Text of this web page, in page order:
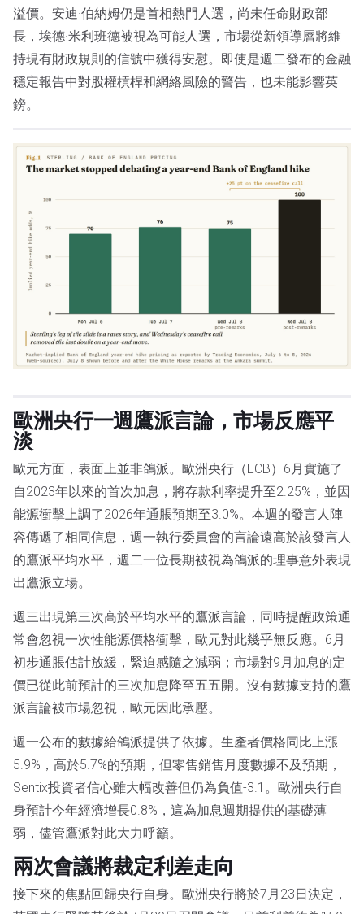
溢價。安迪·伯納姆仍是首相熱門人選，尚未任命財政部
長，埃德·米利班德被視為可能人選，市場從新領導層將維
持現有財政規則的信號中獲得安慰。即使是週二發布的金融
穩定報告中對股權槓桿和網絡風險的警告，也未能影響英
鎊。
歐洲央行一週鷹派言論，市場反應平
淡
歐元方面，表面上並非鴿派。歐洲央行（ECB）6月實施了
自2023年以來的首次加息，將存款利率提升至2.25%，並因
能源衝擊上調了2026年通脹預期至3.0%。本週的發言人陣
容傳遞了相同信息，週一執行委員會的言論遠高於該發言人
的鷹派平均水平，週二一位長期被視為鴿派的理事意外表現
出鷹派立場。
週三出現第三次高於平均水平的鷹派言論，同時提醒政策通
常會忽視一次性能源價格衝擊，歐元對此幾乎無反應。6月
初步通脹估計放緩，緊迫感隨之減弱；市場對9月加息的定
價已從此前預計的三次加息降至五五開。沒有數據支持的鷹
派言論被市場忽視，歐元因此承壓。
週一公布的數據給鴿派提供了依據。生產者價格同比上漲
5.9%，高於5.7%的預期，但零售銷售月度數據不及預期，
Sentix投資者信心雖大幅改善但仍為負值-3.1。歐洲央行自
身預計今年經濟增長0.8%，這為加息週期提供的基礎薄
弱，儘管鷹派對此大力呼籲。
兩次會議將裁定利差走向
接下來的焦點回歸央行自身。歐洲央行將於7月23日決定，